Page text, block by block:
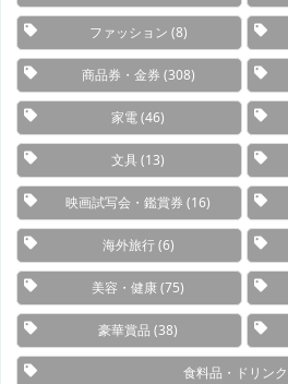
ファッション (8)
商品券・金券 (308)
家電(46)
文具 (13)
映画試写会・鑑賞券 (16)
海外旅行(6)
美容・健康(75)
豪華賞品 (38)
食料品・ドリンク